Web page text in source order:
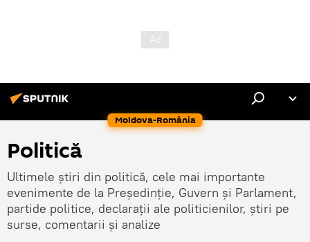
Moldova-România
Politică
Ultimele știri din politică, cele mai importante
evenimente de la Președinție, Guvern și Parlament,
partide politice, declarații ale politicienilor, știri pe
surse, comentarii și analize